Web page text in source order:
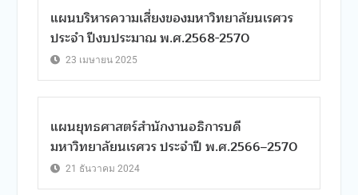
แผนบริหารความเสี่ยงของมหาวิทยาลัยนเรศวร
ประจำ ปีงบประมาณ พ.ศ.2568-2570
23 เมษายน 2025
แผนยุทธศาสตร์สำนักงานอธิการบดี
มหาวิทยาลัยนเรศวร ประจำปี พ.ศ.2566–2570
21 ธันวาคม 2024